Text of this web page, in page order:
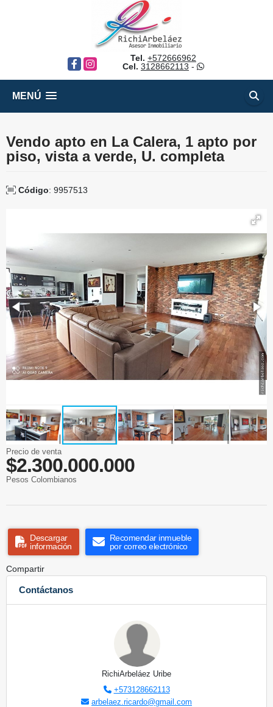
FacebookInstagram
Tel. +572666962
Cel. 3128662113 -
MENÚ
Vendo apto en La Calera, 1 apto por
piso, vista a verde, U. completa
Código: 9957513
Precio de venta
$2.300.000.000
Pesos Colombianos
Descargar
información
Recomendar inmueble
por correo electrónico
Compartir
Contáctanos
RichiArbeláez Uribe
+573128662113
arbelaez.ricardo@gmail.com